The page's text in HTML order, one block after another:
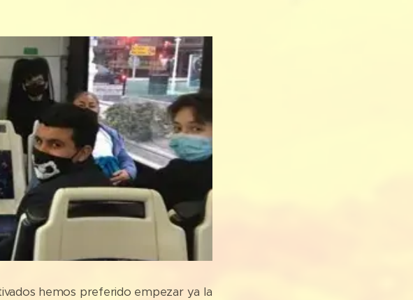
hemos preferido empezar ya la